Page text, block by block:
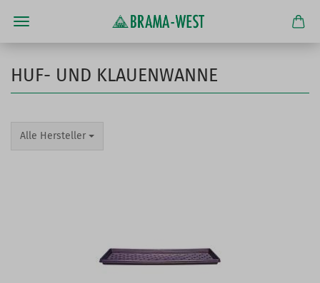
HUF- UND KLAUENWANNE
Alle Hersteller